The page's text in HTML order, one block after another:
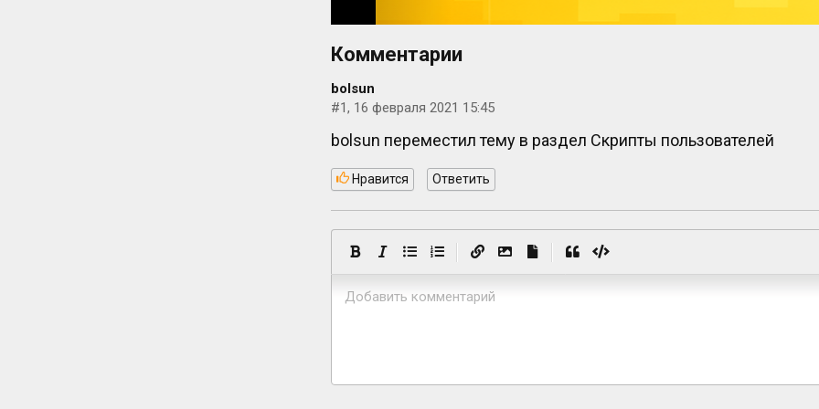
Комментарии
bolsun
#1, 16 февраля 2021 15:45
bolsun переместил тему в раздел Скрипты пользователей
Нравится Ответить
Добавить комментарий